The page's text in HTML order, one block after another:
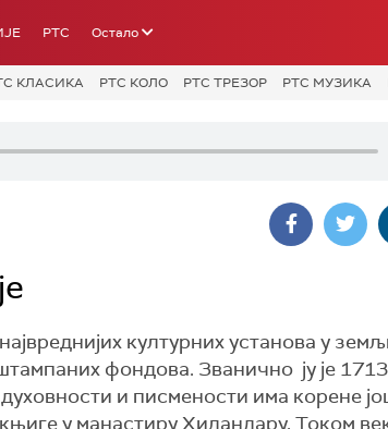
РТС Остало
КЛАСИКА РТС КОЛО РТС ТРЕЗОР РТС МУЗИКА
културних установа у
фондова. Званично ју је
и писмености има корене
у манастиру Хиландару. Током